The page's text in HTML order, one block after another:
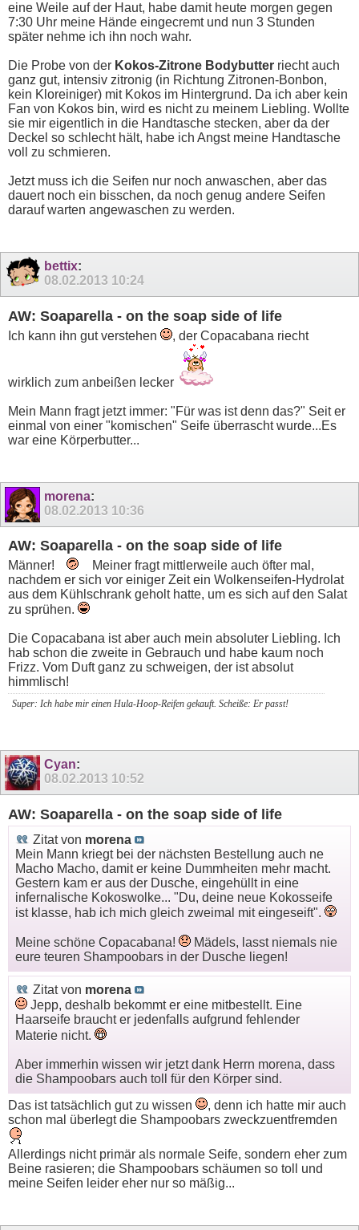
eine Weile auf der Haut, habe damit heute morgen gegen
7:30 Uhr meine Hände eingecremt und nun 3 Stunden
später nehme ich ihn noch wahr.
Die Probe von der Kokos-Zitrone Bodybutter riecht auch
ganz gut, intensiv zitronig (in Richtung Zitronen-Bonbon,
kein Kloreiniger) mit Kokos im Hintergrund. Da ich aber kein
Fan von Kokos bin, wird es nicht zu meinem Liebling. Wollte
sie mir eigentlich in die Handtasche stecken, aber da der
Deckel so schlecht hält, habe ich Angst meine Handtasche
voll zu schmieren.
Jetzt muss ich die Seifen nur noch anwaschen, aber das
dauert noch ein bisschen, da noch genug andere Seifen
darauf warten angewaschen zu werden.
bettix:
08.02.2013 10:24
AW: Soaparella - on the soap side of life
Ich kann ihn gut verstehen , der Copacabana riecht
wirklich zum anbeißen lecker
Mein Mann fragt jetzt immer: "Für was ist denn das?" Seit er
einmal von einer "komischen" Seife überrascht wurde...Es
war eine Körperbutter...
morena:
08.02.2013 10:36
AW: Soaparella - on the soap side of life
Männer!
Meiner fragt mittlerweile auch öfter mal,
nachdem er sich vor einiger Zeit ein Wolkenseifen-Hydrolat
aus dem Kühlschrank geholt hatte, um es sich auf den Salat
zu sprühen.
Die Copacabana ist aber auch mein absoluter Liebling. Ich
hab schon die zweite in Gebrauch und habe kaum noch
Frizz. Vom Duft ganz zu schweigen, der ist absolut
himmlisch!
Super: Ich habe mir einen Hula-Hoop-Reifen gekauft. Scheiße: Er passt!
Cyan:
08.02.2013 10:52
AW: Soaparella - on the soap side of life
Zitat von morena
Mein Mann kriegt bei der nächsten Bestellung auch ne
Macho Macho, damit er keine Dummheiten mehr macht.
Gestern kam er aus der Dusche, eingehüllt in eine
infernalische Kokoswolke... "Du, deine neue Kokosseife
ist klasse, hab ich mich gleich zweimal mit eingeseift".
Meine schöne Copacabana!
Mädels, lasst niemals nie
eure teuren Shampoobars in der Dusche liegen!
Zitat von morena
Jepp, deshalb bekommt er eine mitbestellt. Eine
Haarseife braucht er jedenfalls aufgrund fehlender
Materie nicht.
Aber immerhin wissen wir jetzt dank Herrn morena, dass
die Shampoobars auch toll für den Körper sind.
Das ist tatsächlich gut zu wissen
, denn ich hatte mir auch
schon mal überlegt die Shampoobars zweckzuentfremden
Allerdings nicht primär als normale Seife, sondern eher zum
Beine rasieren; die Shampoobars schäumen so toll und
meine Seifen leider eher nur so mäßig...